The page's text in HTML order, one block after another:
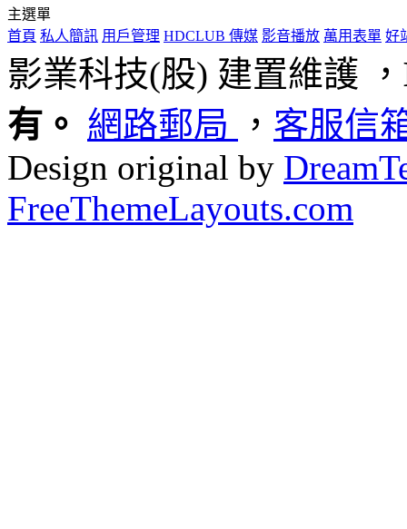
主選單
首頁 私人簡訊 用戶管理 HDCLUB 傳媒 影音播放 萬用表單 好
影業科技(股) 建置維護 ，
有。 網路郵局 ， 客服信
Design original by
FreeThemeLayouts.com